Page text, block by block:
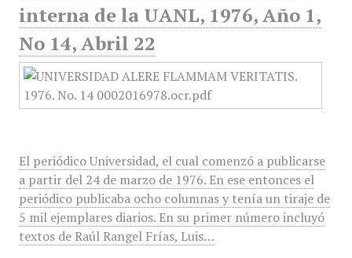
interna de la UANL, 1976, Año 1,
No 14, Abril 22
El periódico Universidad, el cual comenzó a publicarse
a partir del 24 de marzo de 1976. En ese entonces el
periódico publicaba ocho columnas y tenía un tiraje de
5 mil ejemplares diarios. En su primer número incluyó
textos de Raúl Rangel Frías, Luis…